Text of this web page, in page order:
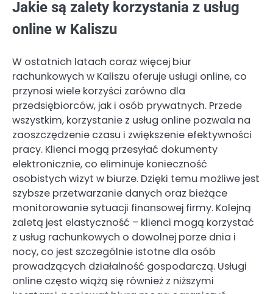
Jakie są zalety korzystania z usług
online w Kaliszu
W ostatnich latach coraz więcej biur
rachunkowych w Kaliszu oferuje usługi online, co
przynosi wiele korzyści zarówno dla
przedsiębiorców, jak i osób prywatnych. Przede
wszystkim, korzystanie z usług online pozwala na
zaoszczędzenie czasu i zwiększenie efektywności
pracy. Klienci mogą przesyłać dokumenty
elektronicznie, co eliminuje konieczność
osobistych wizyt w biurze. Dzięki temu możliwe jest
szybsze przetwarzanie danych oraz bieżące
monitorowanie sytuacji finansowej firmy. Kolejną
zaletą jest elastyczność – klienci mogą korzystać
z usług rachunkowych o dowolnej porze dnia i
nocy, co jest szczególnie istotne dla osób
prowadzących działalność gospodarczą. Usługi
online często wiążą się również z niższymi